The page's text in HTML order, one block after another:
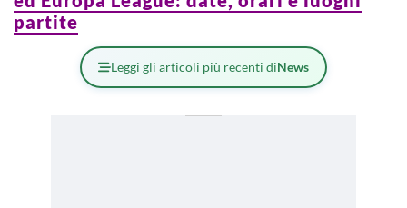
partite
Leggi gli articoli più recenti diNews